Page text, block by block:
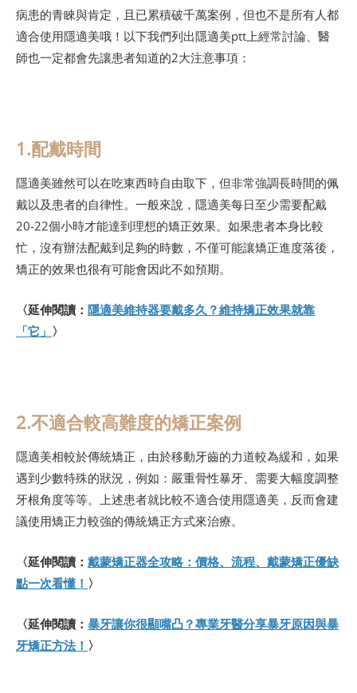
病患的青睞與肯定，且已累積破千萬案例，但也不是所有人都
適合使用隱適美哦！以下我們列出隱適美ptt上經常討論、醫
師也一定都會先讓患者知道的2大注意事項：
1.配戴時間
隱適美雖然可以在吃東西時自由取下，但非常強調長時間的佩
戴以及患者的自律性。一般來說，隱適美每日至少需要配戴
20-22個小時才能達到理想的矯正效果。如果患者本身比較
忙，沒有辦法配戴到足夠的時數，不僅可能讓矯正進度落後，
矯正的效果也很有可能會因此不如預期。
〈延伸閱讀： 隱適美維持器要戴多久？維持矯正效果就靠
「它」 〉
2.不適合較高難度的矯正案例
隱適美相較於傳統矯正，由於移動牙齒的力道較為緩和，如果
遇到少數特殊的狀況，例如：嚴重骨性暴牙、需要大幅度調整
牙根角度等等。上述患者就比較不適合使用隱適美，反而會建
議使用矯正力較強的傳統矯正方式來治療。
〈延伸閱讀： 戴蒙矯正器全攻略：價格、流程、戴蒙矯正優缺
點一次看懂！ 〉
〈延伸閱讀： 暴牙讓你很顯嘴凸？專業牙醫分享暴牙原因與暴
牙矯正方法！ 〉